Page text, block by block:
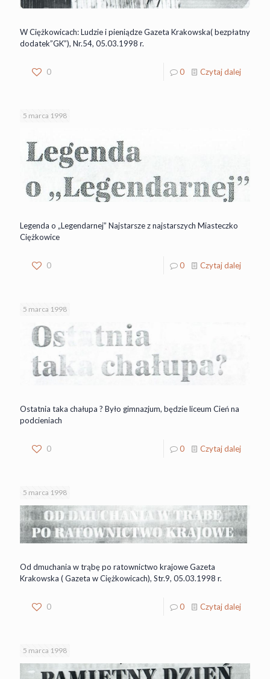
W Ciężkowicach: Ludzie i pieniądze Gazeta Krakowska( bezpłatny
dodatek”GK”), Nr.54, 05.03.1998 r.
0 0 Czytaj dalej
5 marca 1998
Legenda o „Legendarnej” Najstarsze z najstarszych Miasteczko
Ciężkowice
0 0 Czytaj dalej
5 marca 1998
Ostatnia taka chałupa ? Było gimnazjum, będzie liceum Cień na
podcieniach
0 0 Czytaj dalej
5 marca 1998
Od dmuchania w trąbę po ratownictwo krajowe Gazeta
Krakowska ( Gazeta w Ciężkowicach), Str.9, 05.03.1998 r.
0 0 Czytaj dalej
5 marca 1998